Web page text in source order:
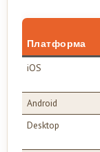
Платформа
iOS
Android
Desktop